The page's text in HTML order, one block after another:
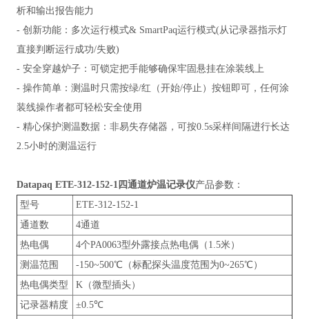
析和输出报告能力
- 创新功能：多次运行模式& SmartPaq运行模式(从记录器指示灯
直接判断运行成功/失败)
- 安全穿越炉子：可锁定把手能够确保牢固悬挂在涂装线上
- 操作简单：测温时只需按绿/红（开始/停止）按钮即可，任何涂
装线操作者都可轻松安全使用
- 精心保护测温数据：非易失存储器，可按0.5s采样间隔进行长达
2.5小时的测温运行
Datapaq ETE-312-152-1四通道炉温记录仪产品参数：
型号
ETE-312-152-1
通道数
4通道
热电偶
4个PA0063型外露接点热电偶（1.5米）
测温范围
-150~500℃（标配探头温度范围为0~265℃）
热电偶类型
K（微型插头）
记录器精度
±0.5℃